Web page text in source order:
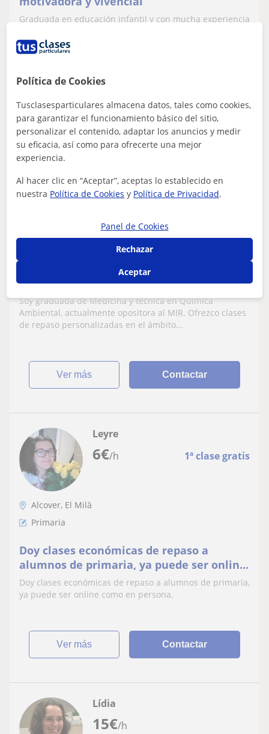
Graduada en educación infantil y con mucha experiencia
matemáticas y sociales. También la m...
13€/h 1ª clase gratis
Aina
Alcover, Reus, Tarragona Capi...
Primaria
Médica opositora al MIR, ofrece clases de
Biología (y variantes) a alumnos de
primaria, secundaria y bachillerato
Soy graduada de Medicina y técnica en Química
Ambiental, actualmente opositora al MIR. Ofrezco clases
de repaso personalizadas en el ámbito...
ver más Contactar
6€/h 1ª clase gratis
Leyre
Alcover, El Milà
Primaria
Doy clases económicas de repaso a
alumnos de primaria, ya puede ser online
como en persona
Doy clases económicas de repaso a alumnos de primaria,
ya puede ser online como en persona.
ver más Contactar
15€/h
Lídia
Política de Cookies
Tusclasesparticulares almacena datos, tales como cookies,
para garantizar el funcionamiento básico del sitio,
personalizar el contenido, adaptar los anuncios y medir
su eficacia, así como para ofrecerte una mejor
experiencia.
Al hacer clic en “Aceptar”, aceptas lo establecido en
nuestra Política de Cookies y Política de Privacidad.
Panel de Cookies
Rechazar
Aceptar